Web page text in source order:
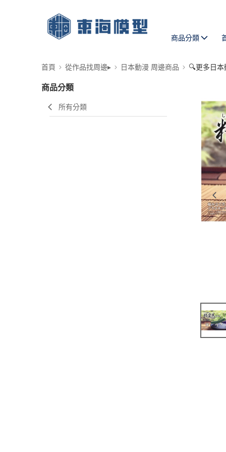
商品分類
首頁 從作品找周邊▸ 日本動漫 周邊商品 🔍更多日本
商品分類
所有分類